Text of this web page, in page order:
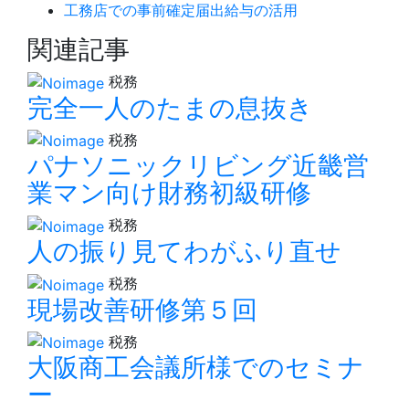
工務店での事前確定届出給与の活用
関連記事
税務
完全一人のたまの息抜き
税務
パナソニックリビング近畿営
業マン向け財務初級研修
税務
人の振り見てわがふり直せ
税務
現場改善研修第５回
税務
大阪商工会議所様でのセミナ